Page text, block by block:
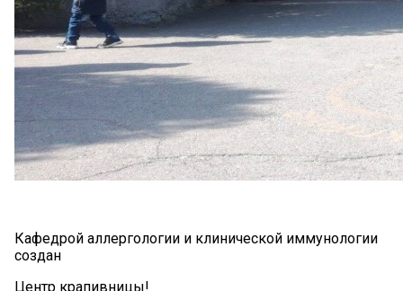
Кафедрой аллергологии и клинической иммунологии
создан
Центр крапивницы!